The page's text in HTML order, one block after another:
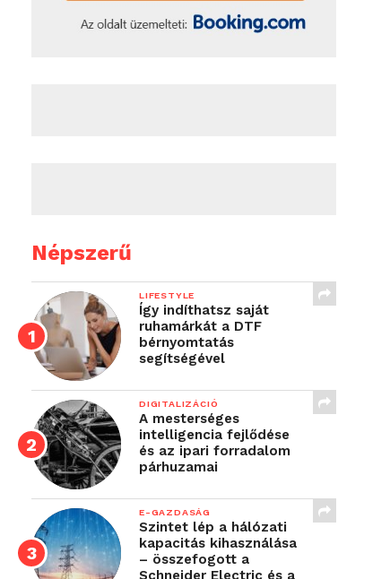
Népszerű
LIFESTYLE
Így indíthatsz saját
ruhamárkát a DTF
bérnyomtatás
segítségével
DIGITALIZÁCIÓ
A mesterséges
intelligencia fejlődése
és az ipari forradalom
párhuzamai
E-GAZDASÁG
Szintet lép a hálózati
kapacitás kihasználása
– összefogott a
Schneider Electric és a